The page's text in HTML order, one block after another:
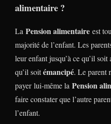
alimentaire ?
La Pension alimentaire est
majorité de l’enfant. Les
leur enfant jusqu’à ce qu’il
qu’il soitémancipé. Le parent
payer lui-même la Pension
faire constater que l’autre
l’enfant.